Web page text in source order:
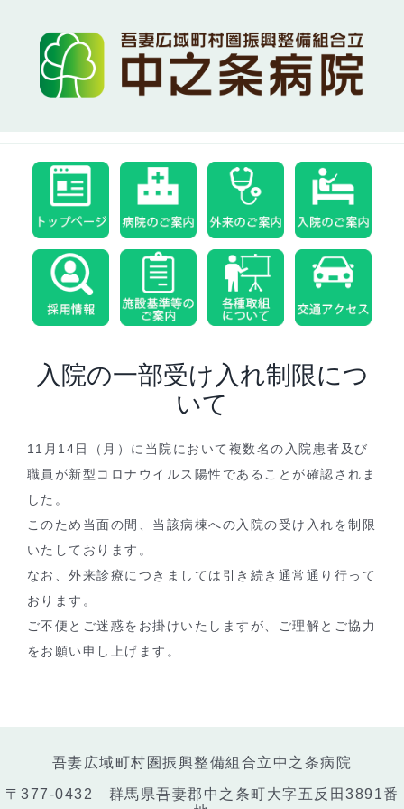
content
入院の一部受け入れ制限につ
いて
11月14日（月）に当院において複数名の入院患者及び
職員が新型コロナウイルス陽性であることが確認されま
した。
このため当面の間、当該病棟への入院の受け入れを制限
いたしております。
なお、外来診療につきましては引き続き通常通り行って
おります。
ご不便とご迷惑をお掛けいたしますが、ご理解とご協力
をお願い申し上げます。
吾妻広域町村圏振興整備組合立中之条病院
〒377-0432 群馬県吾妻郡中之条町大字五反田3891番